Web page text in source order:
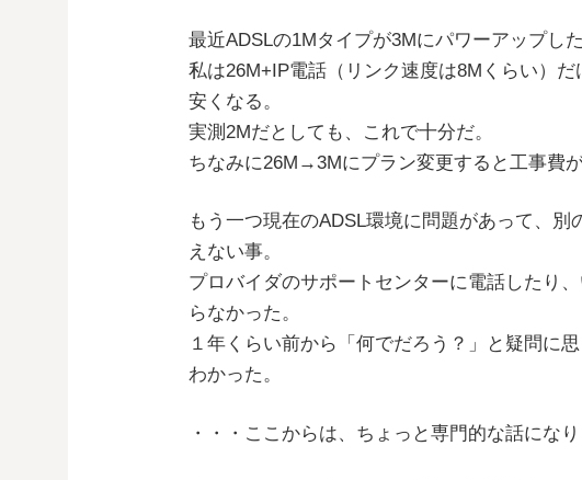
最近ADSLの1Mタイプが3Mにパワーアップし
私は26M+IP電話（リンク速度は8Mくらい）
安くなる。
実測2Mだとしても、これで十分だ。
ちなみに26M→3Mにプラン変更すると工事費が
もう一つ現在のADSL環境に問題があって、
えない事。
プロバイダのサポートセンターに電話したり
らなかった。
１年くらい前から「何でだろう？」と疑問に
わかった。
・・・ここからは、ちょっと専門的な話になり